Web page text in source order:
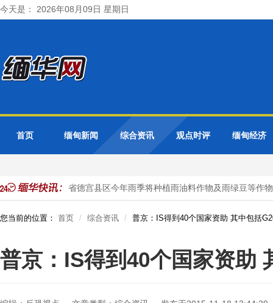
今天是： 2026年08月09日 星期日
首页 缅甸新闻 综合资讯 观点时评 缅甸经济
作 勃固省德宫县区今年雨季将种植雨油料作物及雨绿豆等作物
您当前的位置： 首页 综合资讯 普京：IS得到40个国家资助 其中包括
普京：IS得到40个国家资助